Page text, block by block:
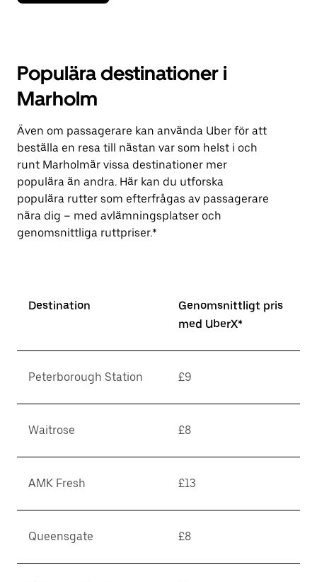
Populära destinationer i
Marholm
Även om passagerare kan använda Uber för att
beställa en resa till nästan var som helst i och
runt Marholmär vissa destinationer mer
populära än andra. Här kan du utforska
populära rutter som efterfrågas av passagerare
nära dig – med avlämningsplatser och
genomsnittliga ruttpriser.*
Destination
Genomsnittligt pris
med UberX*
Peterborough Station £9
Waitrose £8
AMK Fresh £13
Queensgate £8